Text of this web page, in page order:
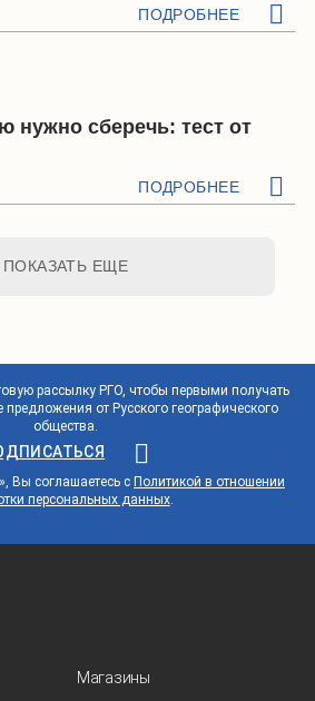
ПОДРОБНЕЕ
нужно сберечь: тест от
ПОДРОБНЕЕ
ПОКАЗАТЬ ЕЩЕ
рассылку РГО, чтобы первыми получать
от Русского географического
общества.
Вы соглашаетесь с Политикой в отношении
персональных данных.
Магазины